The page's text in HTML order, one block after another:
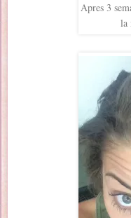
Apres 3
la